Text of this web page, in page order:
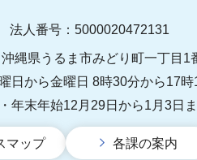
法人番号：5000020472131
縄県うるま市みどり町一丁目1
日から金曜日 8時30分から17
年末年始12月29日から1月3日ま
マップ 各課の案内